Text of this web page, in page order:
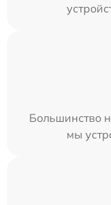
Большинство
мы